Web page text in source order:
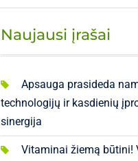
Naujausi įrašai
Apsauga prasideda
technologijų ir kasdienių
sinergija
Vitaminai žiemą būtini!